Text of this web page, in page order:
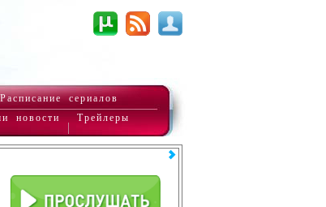
Расписание сериалов
новости Трейлеры